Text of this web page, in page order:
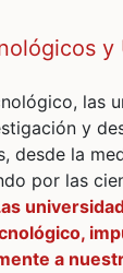
las
y
desde la
por las
a